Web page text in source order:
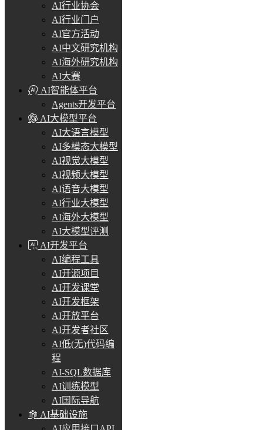
AI行业协会
AI行业门户
AI官方活动
AI中文研究机构
AI海外研究机构
AI大赛
AI智能体平台
Agents开发平台
AI大模型平台
AI大语言模型
AI多模态大模型
AI视觉大模型
AI视频大模型
AI语音大模型
AI行业大模型
AI海外大模型
AI大模型评测
AI开发平台
AI编程工具
AI开源项目
AI开发课堂
AI开发框架
AI开放平台
AI开发者社区
AI低(无)代码编
程
AI-SQL数据库
AI训练模型
AI国际导航
AI基础设施